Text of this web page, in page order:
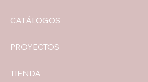
CATÁLOGOS
PROYECTOS
TIENDA